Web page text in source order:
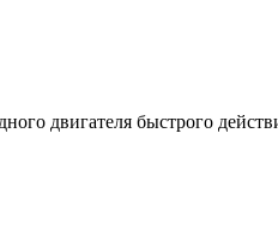
двигателя быстрого